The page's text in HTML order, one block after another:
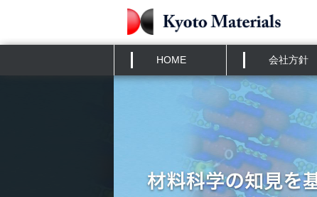
HOME 会社方針